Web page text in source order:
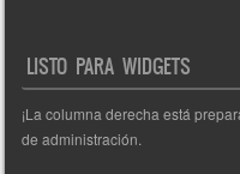
LISTO PARA WIDGETS
¡La columna derecha está
de administración.